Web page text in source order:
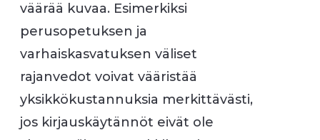
väärää kuvaa. Esimerkiksi
perusopetuksen ja
varhaiskasvatuksen väliset
rajanvedot voivat vääristää
yksikkökustannuksia merkittävästi,
jos kirjauskäytännöt eivät ole